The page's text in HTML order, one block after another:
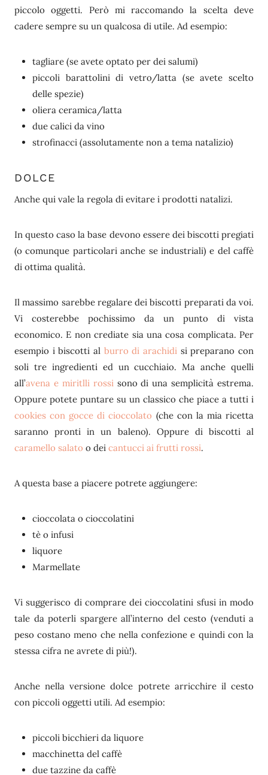
piccolo oggetti. Però mi raccomando la scelta deve
cadere sempre su un qualcosa di utile. Ad esempio:
tagliare (se avete optato per dei salumi)
piccoli barattolini di vetro/latta (se avete scelto
delle spezie)
oliera ceramica/latta
due calici da vino
strofinacci (assolutamente non a tema natalizio)
DOLCE
Anche qui vale la regola di evitare i prodotti natalizi.
In questo caso la base devono essere dei biscotti pregiati
(o comunque particolari anche se industriali) e del caffè
di ottima qualità.
Il massimo sarebbe regalare dei biscotti preparati da voi.
Vi costerebbe pochissimo da un punto di vista
economico. E non crediate sia una cosa complicata. Per
esempio i biscotti al burro di arachidi si preparano con
soli tre ingredienti ed un cucchiaio. Ma anche quelli
all’avena e miritlli rossisono di una semplicità estrema.
Oppure potete puntare su un classico che piace a tutti i
cookies con gocce di cioccolato (che con la mia ricetta
saranno pronti in un baleno). Oppure di biscotti al
caramello salato o dei cantucci ai frutti rossi.
A questa base a piacere potrete aggiungere:
cioccolata o cioccolatini
tè o infusi
liquore
Marmellate
Vi suggerisco di comprare dei cioccolatini sfusi in modo
tale da poterli spargere all’interno del cesto (venduti a
peso costano meno che nella confezione e quindi con la
stessa cifra ne avrete di più!).
Anche nella versione dolce potrete arricchire il cesto
con piccoli oggetti utili. Ad esempio:
piccoli bicchieri da liquore
macchinetta del caffè
due tazzine da caffè